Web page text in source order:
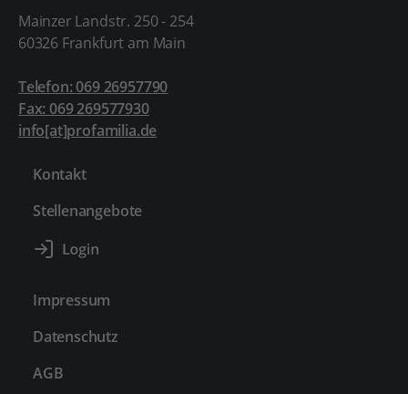
Mainzer Landstr. 250 - 254
60326 Frankfurt am Main
Telefon: 069 26957790
Fax: 069 269577930
info[at]profamilia.de
Kontakt
Stellenangebote
Impressum
Datenschutz
AGB